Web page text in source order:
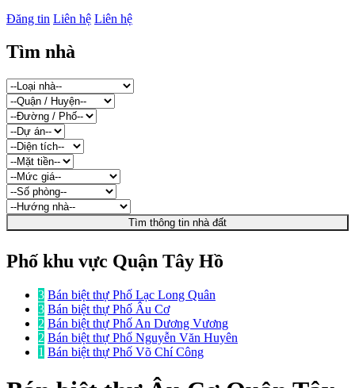
Đăng tin Liên hệ Liên hệ
Tìm nhà
Tìm thông tin nhà đất
Phố khu vực Quận Tây Hồ
3 Bán biệt thự Phố Lạc Long Quân
3 Bán biệt thự Phố Âu Cơ
2 Bán biệt thự Phố An Dương Vương
2 Bán biệt thự Phố Nguyễn Văn Huyên
1 Bán biệt thự Phố Võ Chí Công